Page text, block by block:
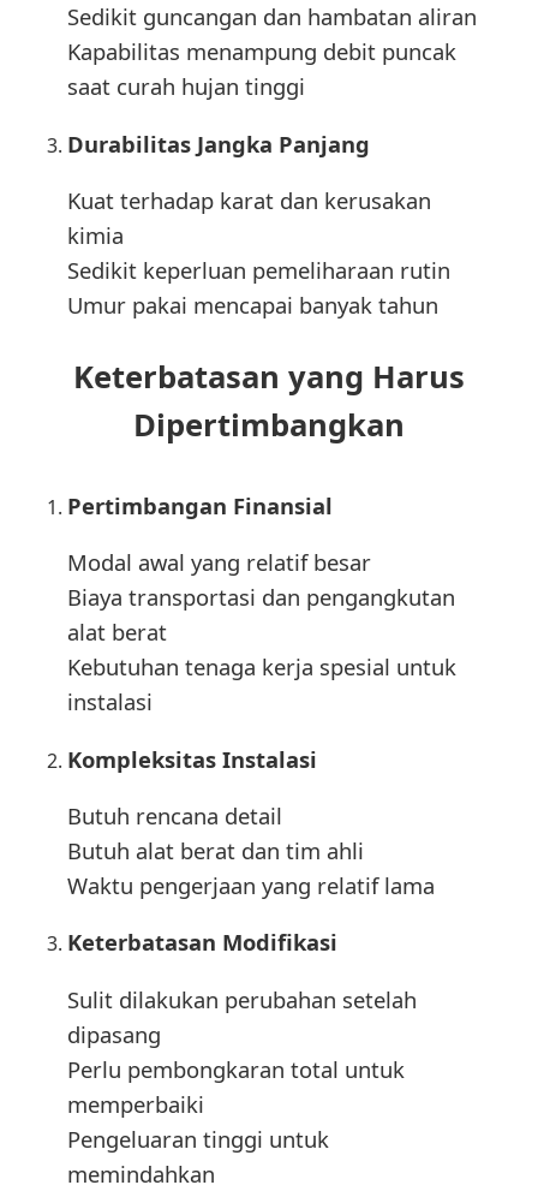
Sedikit guncangan dan hambatan aliran
Kapabilitas menampung debit puncak
saat curah hujan tinggi
Durabilitas Jangka Panjang
Kuat terhadap karat dan kerusakan
kimia
Sedikit keperluan pemeliharaan rutin
Umur pakai mencapai banyak tahun
Keterbatasan yang Harus
Dipertimbangkan
Pertimbangan Finansial
Modal awal yang relatif besar
Biaya transportasi dan pengangkutan
alat berat
Kebutuhan tenaga kerja spesial untuk
instalasi
Kompleksitas Instalasi
Butuh rencana detail
Butuh alat berat dan tim ahli
Waktu pengerjaan yang relatif lama
Keterbatasan Modifikasi
Sulit dilakukan perubahan setelah
dipasang
Perlu pembongkaran total untuk
memperbaiki
Pengeluaran tinggi untuk
memindahkan